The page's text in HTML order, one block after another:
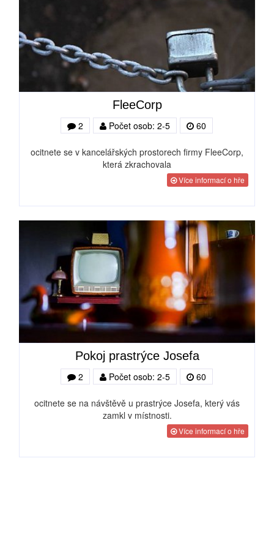
FleeCorp
2 Počet osob: 2-5 60
ocitnete se v kancelářských prostorech firmy FleeCorp,
která zkrachovala
Více informací o hře
Pokoj prastrýce Josefa
2 Počet osob: 2-5 60
ocitnete se na návštěvě u prastrýce Josefa, který vás
zamkl v místnosti.
Více informací o hře